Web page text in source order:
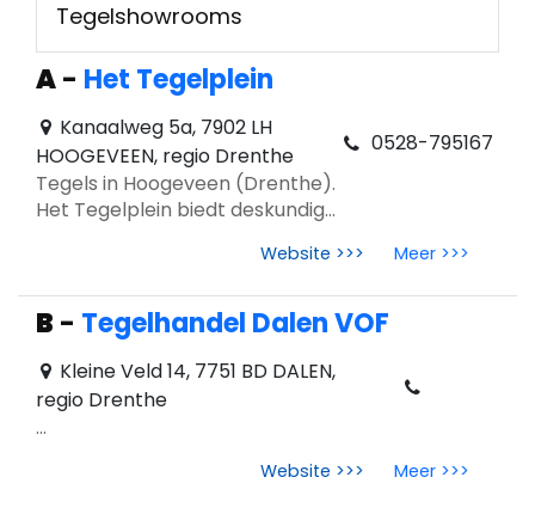
Tegelshowrooms
A- Het Tegelplein
Kanaalweg 5a, 7902 LH
HOOGEVEEN, regio Drenthe
Tegels in Hoogeveen (Drenthe).
Het Tegelplein biedt deskundig
tegeltrends 2026 zoals Japandi
& natuursteenlooks.
0528-795167
Website >>> Meer >>>
B - Tegelhandel Dalen VOF
Kleine Veld 14, 7751 BD DALEN,
regio Drenthe
...
Website >>> Meer >>>